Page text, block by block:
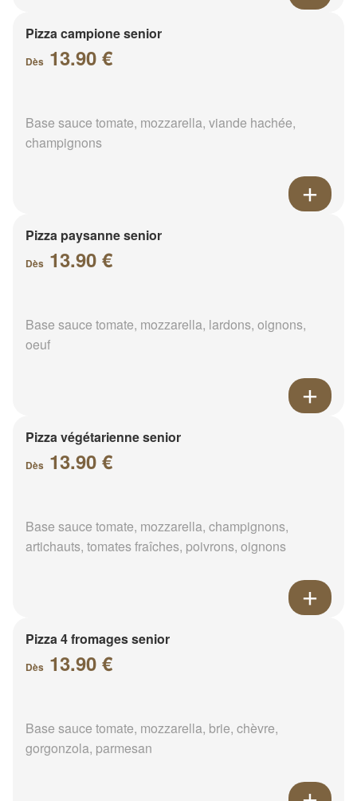
Pizza campione senior
Dès 13.90 €
Base sauce tomate, mozzarella, viande hachée,
champignons
Pizza paysanne senior
Dès 13.90 €
Base sauce tomate, mozzarella, lardons, oignons,
oeuf
Pizza végétarienne senior
Dès 13.90 €
Base sauce tomate, mozzarella, champignons,
artichauts, tomates fraîches, poivrons, oignons
Pizza 4 fromages senior
Dès 13.90 €
Base sauce tomate, mozzarella, brie, chèvre,
gorgonzola, parmesan